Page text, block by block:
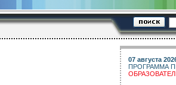
07 августа
ПРОГРАММА